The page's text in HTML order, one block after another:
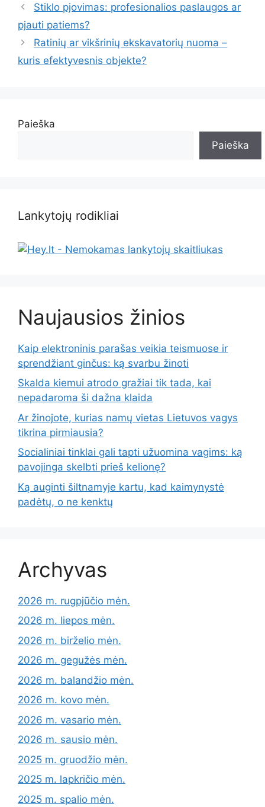
Stiklo pjovimas: profesionalios paslaugos ar
pjauti patiems?
Ratinių ar vikšrinių ekskavatorių nuoma –
kuris efektyvesnis objekte?
Paieška
Paieška
Lankytojų rodikliai
Naujausios žinios
Kaip elektroninis parašas veikia teismuose ir
sprendžiant ginčus: ką svarbu žinoti
Skalda kiemui atrodo gražiai tik tada, kai
nepadaroma ši dažna klaida
Ar žinojote, kurias namų vietas Lietuvos vagys
tikrina pirmiausia?
Socialiniai tinklai gali tapti užuomina vagims: ką
pavojinga skelbti prieš kelionę?
Ką auginti šiltnamyje kartu, kad kaimynystė
padėtų, o ne kenktų
Archyvas
2026 m. rugpjūčio mėn.
2026 m. liepos mėn.
2026 m. birželio mėn.
2026 m. gegužės mėn.
2026 m. balandžio mėn.
2026 m. kovo mėn.
2026 m. vasario mėn.
2026 m. sausio mėn.
2025 m. gruodžio mėn.
2025 m. lapkričio mėn.
2025 m. spalio mėn.